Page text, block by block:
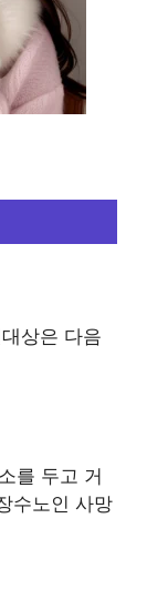
상은 다음
를 두고 거
수노인 사망